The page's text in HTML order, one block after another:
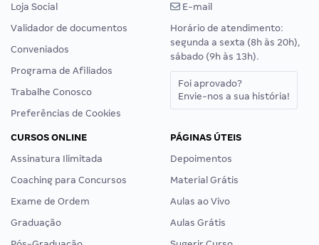
Loja Social
Validador de documentos
Conveniados
Programa de Afiliados
Trabalhe Conosco
Preferências de Cookies
E-mail
Horário de atendimento:
segunda a sexta (8h às 20h),
sábado (9h às 13h).
Foi aprovado?
Envie-nos a sua história!
CURSOS ONLINE
Assinatura Ilimitada
Coaching para Concursos
Exame de Ordem
Graduação
PÁGINAS ÚTEIS
Depoimentos
Material Grátis
Aulas ao Vivo
Aulas Grátis